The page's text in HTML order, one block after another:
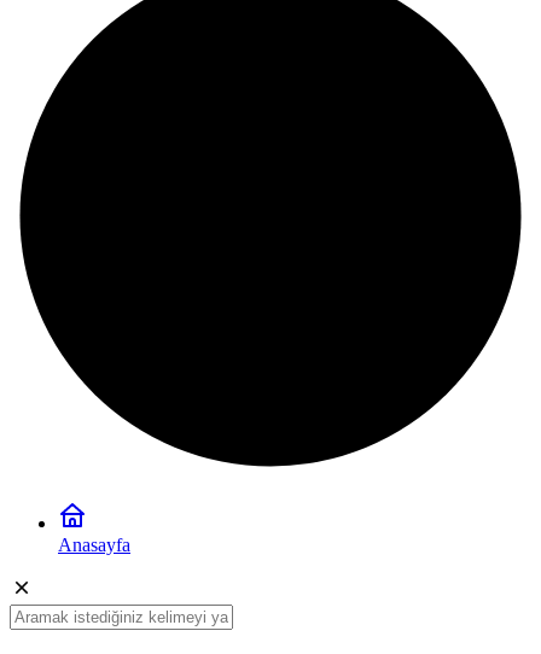
Anasayfa